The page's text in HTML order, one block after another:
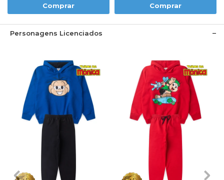
Comprar Comprar
Personagens Licenciados
1 3 4 1 3 4